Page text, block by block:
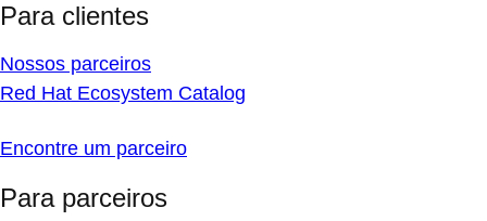
Para clientes
Nossos parceiros
Red Hat Ecosystem Catalog
Encontre um parceiro
Para parceiros